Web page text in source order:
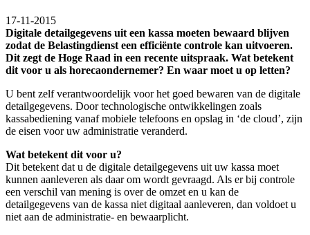
17-11-2015
Digitale detailgegevens uit een kassa moeten bewaard blijven
zodat de Belastingdienst een efficiënte controle kan uitvoeren.
Dit zegt de Hoge Raad in een recente uitspraak. Wat betekent
dit voor u als horecaondernemer? En waar moet u op letten?
U bent zelf verantwoordelijk voor het goed bewaren van de digitale
detailgegevens. Door technologische ontwikkelingen zoals
kassabediening vanaf mobiele telefoons en opslag in ‘de cloud’, zijn
de eisen voor uw administratie veranderd.
Wat betekent dit voor u?
Dit betekent dat u de digitale detailgegevens uit uw kassa moet
kunnen aanleveren als daar om wordt gevraagd. Als er bij controle
een verschil van mening is over de omzet en u kan de
detailgegevens van de kassa niet digitaal aanleveren, dan voldoet u
niet aan de administratie- en bewaarplicht.